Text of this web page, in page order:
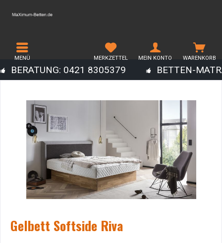
BERATUNG: 0421 8305379 BETTEN-
MENÜ WARENKORB
MERKZETTEL MEIN KONTO
Gelbett Softside Riva